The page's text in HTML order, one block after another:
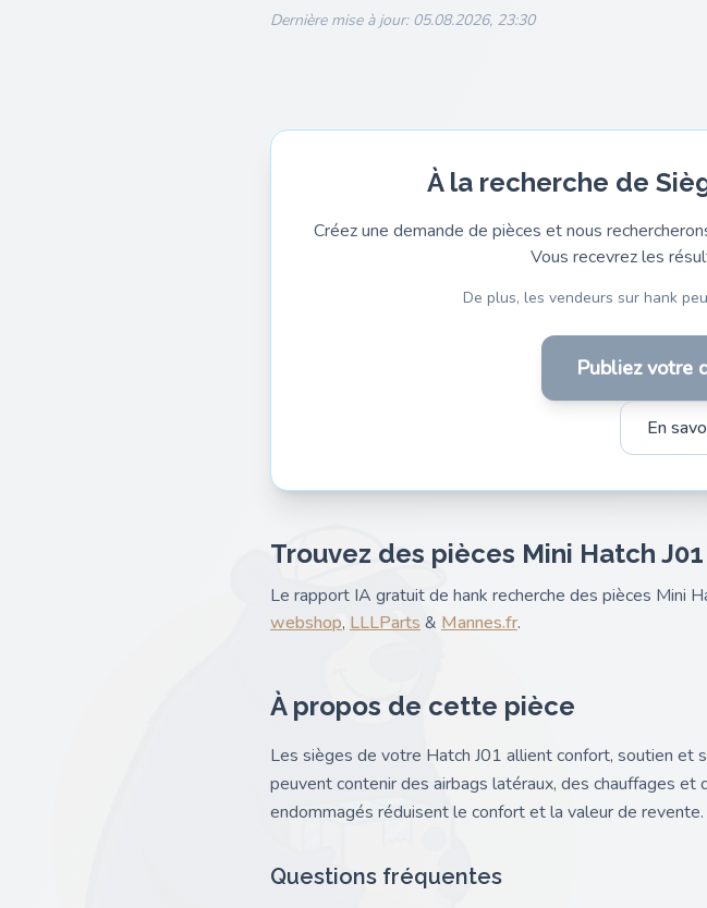
Dernière mise à jour: 05.08.2026, 23:30
À la recherche de
Créez une demande de pièces et nous
Vous recevrez les
De plus, les vendeurs sur hank
Publiez votre
En
Trouvez des pièces Mini Hatch
Le rapport IA gratuit de hank recherche des pièces Mini
webshop, LLLParts & Mannes.fr.
À propos de cette pièce
Les sièges de votre Hatch J01 allient confort, soutien et
peuvent contenir des airbags latéraux, des chauffages
endommagés réduisent le confort et la valeur de revente.
Questions fréquentes